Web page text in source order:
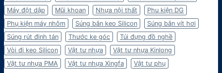
Máy đột dập
Mũi khoan Nhựa nội thất
Phu kiện DG
Phụ kiện máy nhôm
Súng bắn keo Silicon
Súng bắn vít hơi
Súng rút đinh tán
Thước ke góc
Túi đựng đồ nghề
Vòi đi keo Silicon
Vật tư nhựa
Vật tư nhựa Kinlong
Vật tư nhựa PMA
Vật tư nhựa Xingfa Vật tư phụ